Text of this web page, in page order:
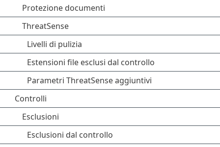
Protezione documenti
ThreatSense
Livelli di pulizia
Estensioni file esclusi dal controllo
Parametri ThreatSense aggiuntivi
Controlli
Esclusioni
Esclusioni dal controllo